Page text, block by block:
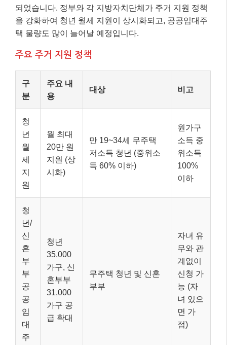
되었습니다. 정부와 각 지방자치단체가 주거 지원 정책
을 강화하여 청년 월세 지원이 상시화되고, 공공임대주
택 물량도 많이 늘어날 예정입니다.
주요 주거 지원 정책
구
분
주요 내
용
대상 비고
청
년
월
세
지
원
월 최대
20만 원
지원 (상
시화)
만 19~34세 무주택
저소득 청년 (중위소
득 60% 이하)
원가구
소득 중
위소득
100%
이하
청
년/
신
혼
부
부
공
공
임
대
주
청년
35,000
가구, 신
혼부부
31,000
가구 공
급 확대
무주택 청년 및 신혼
부부
자녀 유
무와 관
계없이
신청 가
능 (자
녀 있으
면 가
점)